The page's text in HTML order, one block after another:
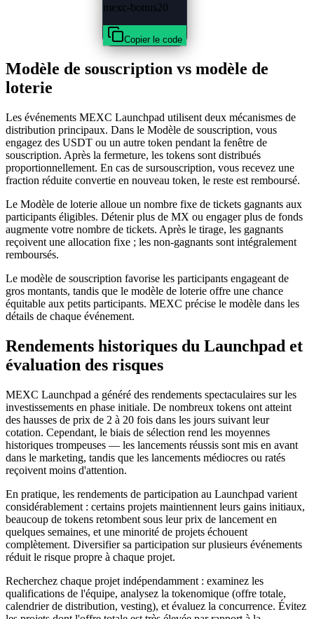
mexc-bonus20
Copier le code
Modèle de souscription vs modèle de
loterie
Les événements MEXC Launchpad utilisent deux mécanismes de
distribution principaux. Dans le Modèle de souscription, vous
engagez des USDT ou un autre token pendant la fenêtre de
souscription. Après la fermeture, les tokens sont distribués
proportionnellement. En cas de sursouscription, vous recevez une
fraction réduite convertie en nouveau token, le reste est remboursé.
Le Modèle de loterie alloue un nombre fixe de tickets gagnants aux
participants éligibles. Détenir plus de MX ou engager plus de fonds
augmente votre nombre de tickets. Après le tirage, les gagnants
reçoivent une allocation fixe ; les non-gagnants sont intégralement
remboursés.
Le modèle de souscription favorise les participants engageant de
gros montants, tandis que le modèle de loterie offre une chance
équitable aux petits participants. MEXC précise le modèle dans les
détails de chaque événement.
Rendements historiques du Launchpad et
évaluation des risques
MEXC Launchpad a généré des rendements spectaculaires sur les
investissements en phase initiale. De nombreux tokens ont atteint
des hausses de prix de 2 à 20 fois dans les jours suivant leur
cotation. Cependant, le biais de sélection rend les moyennes
historiques trompeuses — les lancements réussis sont mis en avant
dans le marketing, tandis que les lancements médiocres ou ratés
reçoivent moins d'attention.
En pratique, les rendements de participation au Launchpad varient
considérablement : certains projets maintiennent leurs gains initiaux,
beaucoup de tokens retombent sous leur prix de lancement en
quelques semaines, et une minorité de projets échouent
complètement. Diversifier sa participation sur plusieurs événements
réduit le risque propre à chaque projet.
Recherchez chaque projet indépendamment : examinez les
qualifications de l'équipe, analysez la tokenomique (offre totale,
calendrier de distribution, vesting), et évaluez la concurrence. Évitez